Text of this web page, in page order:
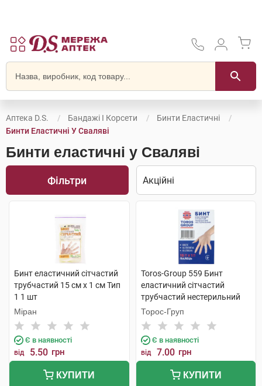
Аптека D.S. Бандажі І Корсети
Бинти Еластичні
Бинти Еластичні У Сваляві
Бинти еластичні у Сваляві
Фільтри
Бинт еластичний сітчастий
трубчастий 15 см x 1 см Тип
1 1 шт
Міран
Є в наявності
від 5.50 грн
КУПИТИ
Toros-Group 559 Бинт
еластичний сітчастий
трубчастий нестерильний
15х1 см палець 1 шт
Торос-Груп
Є в наявності
від 7.00 грн
КУПИТИ